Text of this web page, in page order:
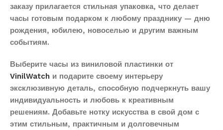
заказу прилагается стильная упаковка, что делает
часы готовым подарком к любому празднику — дню
рождения, юбилею, новоселью и другим важным
событиям.
Выберите часы из виниловой пластинки от
VinilWatch и подарите своему интерьеру
эксклюзивную деталь, способную подчеркнуть вашу
индивидуальность и любовь к креативным
решениям. Добавьте нотку искусства в свой дом с
этим стильным, практичным и долговечным